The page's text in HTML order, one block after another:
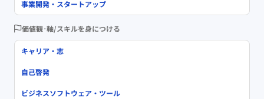
事業開発・スタートアップ
価値観･軸/スキルを身につける
キャリア・志
自己啓発
ビジネスソフトウェア・ツール